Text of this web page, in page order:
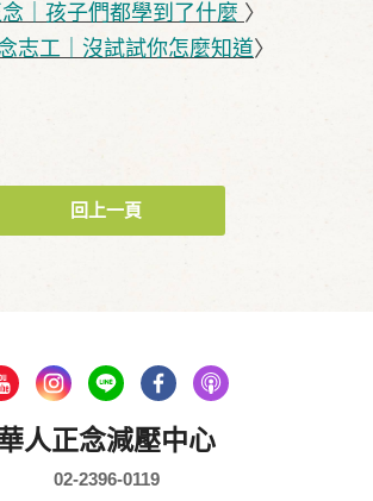
｜孩子們都學到了什麼 〉
志工｜沒試試你怎麼知道〉
回上一頁
人正念減壓中心
02-2396-0119